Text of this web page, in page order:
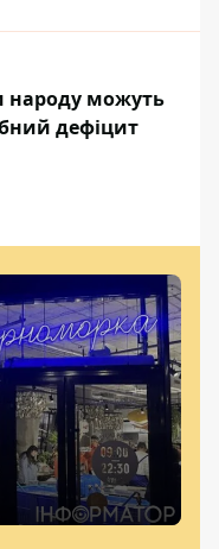
народу можуть
дефіцит